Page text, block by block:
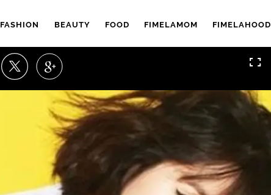
FASHION BEAUTY FOOD FIMELAMOM FIMELAHOOD